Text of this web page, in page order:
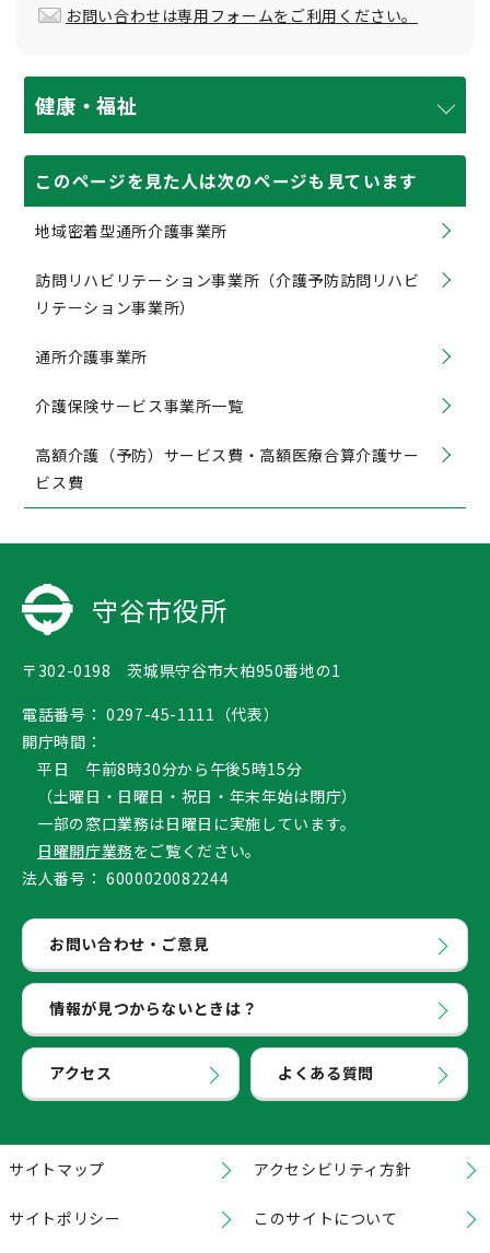
お問い合わせは専用フォームをご利用ください。
健康・福祉
このページを見た人は次のページも見ています
地域密着型通所介護事業所
訪問リハビリテーション事業所（介護予防訪問リハビ
リテーション事業所）
通所介護事業所
介護保険サービス事業所一覧
高額介護（予防）サービス費・高額医療合算介護サー
ビス費
守谷市役所
〒302-0198 茨城県守谷市大柏950番地の1
電話番号： 0297-45-1111（代表）
開庁時間：
平日 午前8時30分から午後5時15分
（土曜日・日曜日・祝日・年末年始は閉庁）
一部の窓口業務は日曜日に実施しています。
日曜開庁業務をご覧ください。
法人番号： 6000020082244
お問い合わせ・ご意見
情報が見つからないときは？
アクセス よくある質問
サイトマップ アクセシビリティ方針
サイトポリシー このサイトについて